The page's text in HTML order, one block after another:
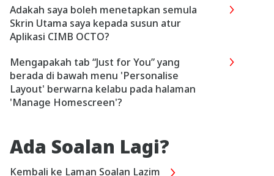
Adakah saya boleh menetapkan semula
Skrin Utama saya kepada susun atur
Aplikasi CIMB OCTO?
Mengapakah tab “Just for You” yang
berada di bawah menu 'Personalise
Layout' berwarna kelabu pada halaman
'Manage Homescreen'?
Ada Soalan Lagi?
Kembali ke Laman Soalan Lazim